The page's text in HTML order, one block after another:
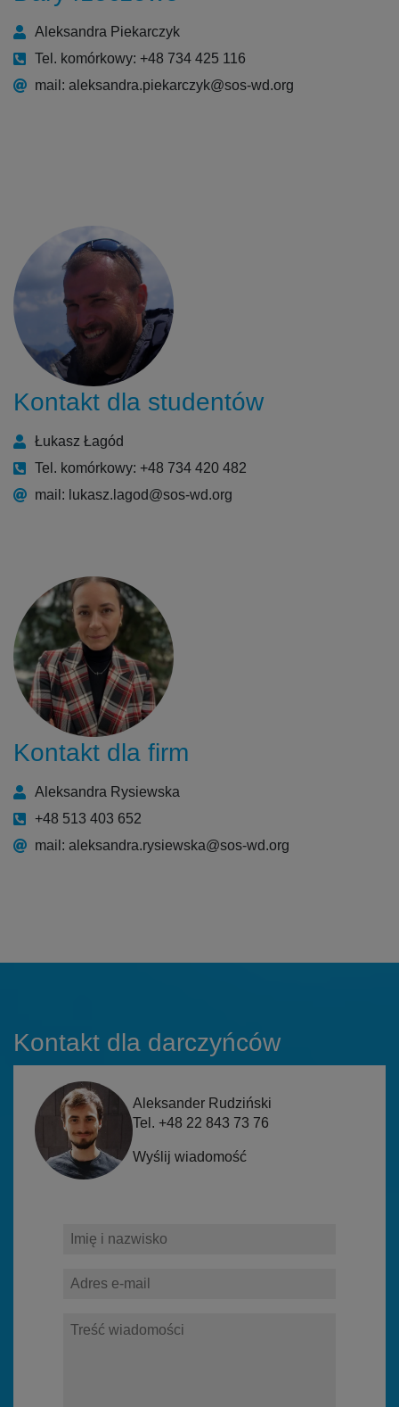
Aleksandra Piekarczyk
Tel. komórkowy: +48 734 425 116
mail: aleksandra.piekarczyk@sos-wd.org
Kontakt dla studentów
Łukasz Łagód
Tel. komórkowy: +48 734 420 482
mail: lukasz.lagod@sos-wd.org
Kontakt dla firm
Aleksandra Rysiewska
+48 513 403 652
mail: aleksandra.rysiewska@sos-wd.org
Kontakt dla darczyńców
Aleksander Rudziński
Tel. +48 22 843 73 76
Wyślij wiadomość